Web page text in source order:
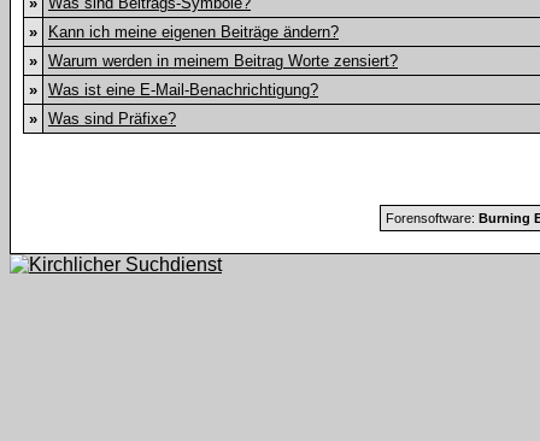
»
Kann ich meine eigenen Beiträge ändern?
» Warum werden in meinem Beitrag Worte zensiert?
» Was ist eine E-Mail-Benachrichtigung?
» Was sind Präfixe?
Forensoftware: Burning